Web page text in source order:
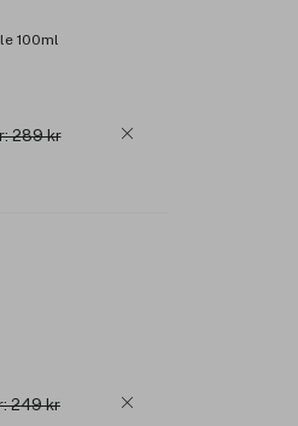
100ml
289 kr
249 kr